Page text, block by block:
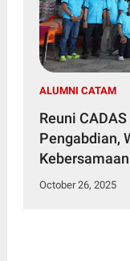
ALUMNI CATAM
Reuni CADAS II
Pengabdian,
October 26, 2025